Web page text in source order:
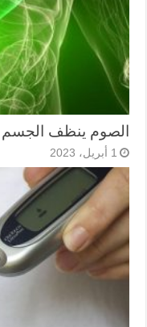
الصوم ينظف
1 أبريل، 2023